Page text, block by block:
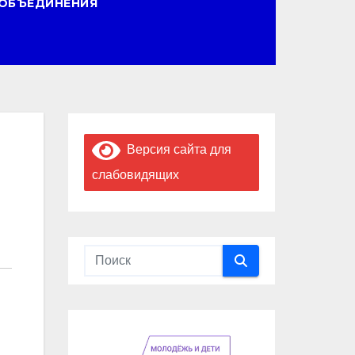
Версия сайта для
слабовидящих